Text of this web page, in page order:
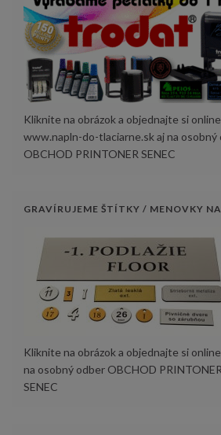
Kliknite na obrázok a objednajte si
www.napln-do-tlaciarne.sk aj na osobný
OBCHOD PRINTONER SENEC
GRAVÍRUJEME ŠTÍTKY / MENOVKY
Kliknite na obrázok a objednajte si
na osobný odber OBCHOD PRINTONER
SENEC